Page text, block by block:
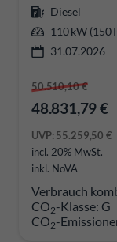
Diesel
110 kW (150
31.07.2026
50.510,10 €
48.831,79 €
UVP:55.259,50 €
incl. 20% MwSt.
inkl. NoVA
Verbrauch
CO2-Klasse: G
CO2-